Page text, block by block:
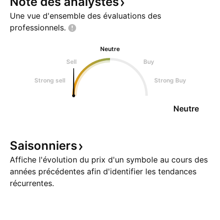
Une vue d'ensemble des évaluations des
professionnels.
Neutre
Sell
Buy
Strong sell Strong Buy
Neutre
Saisonniers
Affiche l'évolution du prix d'un symbole au cours des
années précédentes afin d'identifier les tendances
récurrentes.